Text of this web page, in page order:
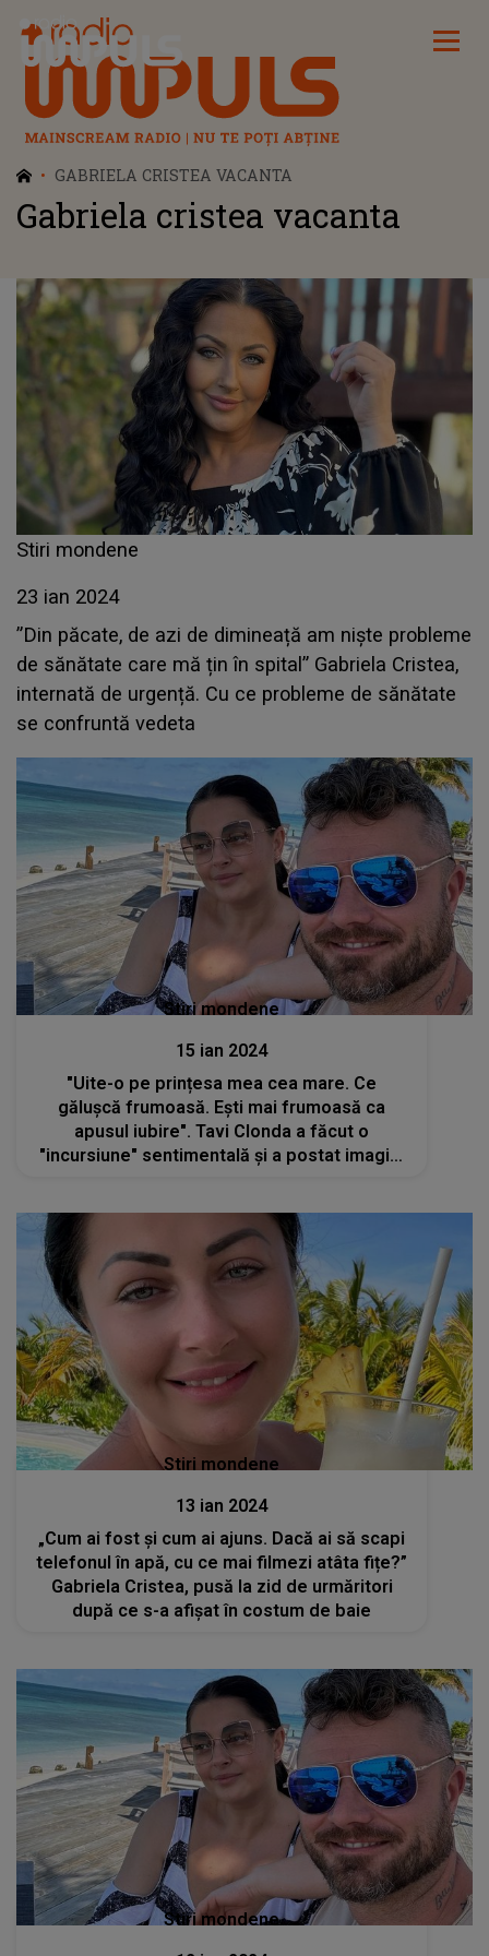
Radio Impuls
GABRIELA CRISTEA VACANTA
Gabriela cristea vacanta
Stiri mondene
23 ian 2024
”Din păcate, de azi de dimineață am niște probleme
de sănătate care mă țin în spital” Gabriela Cristea,
internată de urgență. Cu ce probleme de sănătate
se confruntă vedeta
Stiri mondene
15 ian 2024
"Uite-o pe prințesa mea cea mare. Ce
gălușcă frumoasă. Ești mai frumoasă ca
apusul iubire". Tavi Clonda a făcut o
"incursiune" sentimentală și a postat imagini
Stiri mondene
13 ian 2024
„Cum ai fost și cum ai ajuns. Dacă ai să scapi
telefonul în apă, cu ce mai filmezi atâta fițe?”
Gabriela Cristea, pusă la zid de urmăritori
după ce s-a afișat în costum de baie
Stiri mondene